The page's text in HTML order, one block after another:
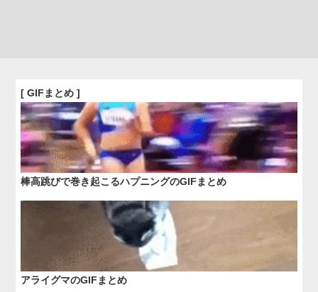
[ GIFまとめ ]
棒高跳びで巻き起こるハプニングのGIFまとめ
アライグマのGIFまとめ